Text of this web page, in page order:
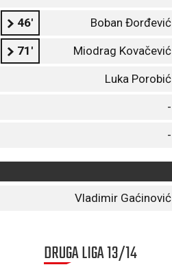
46' Boban Đorđević
71' Miodrag Kovačević
Luka Porobić
-
-
Vladimir Gaćinović
DRUGA LIGA 13/14